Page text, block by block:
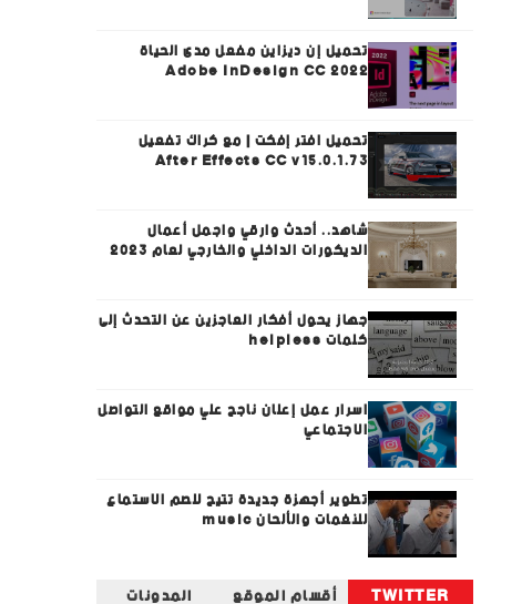
تحميل إن ديزاين مفعل مدى الحياة
Adobe InDesign CC 2022
تحميل افتر إفكت | مع كراك تفعيل
After Effects CC v15.0.1.73
شاهد.. أحدث وارقي واجمل أعمال
الديكورات الداخلي والخارجي لعام 2023
جهاز يحول أفكار العاجزين عن التحدث إلى
كلمات helpless
اسرار عمل إعلان ناجح علي مواقع التواصل
الاجتماعي
تطوير أجهزة جديدة تتيح للصم الاستماع
للنغمات والألحان music